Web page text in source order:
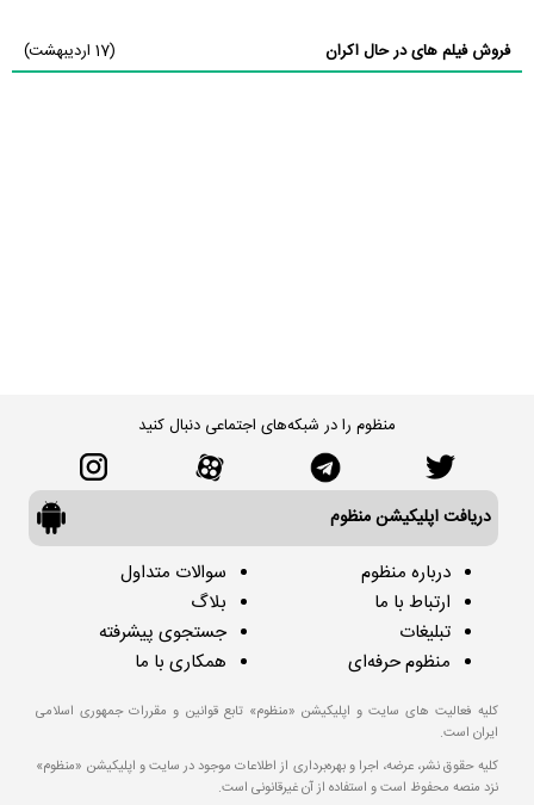
فروش فیلم های در حال اکران (17 اردیبهشت)
منظوم را در شبکه‌های اجتماعی دنبال کنید
دریافت اپلیکیشن منظوم
درباره منظوم
ارتباط با ما
تبلیغات
منظوم حرفه‌ای
سوالات متداول
بلاگ
جستجوی پیشرفته
همکاری با ما
کلیه فعالیت های سایت و اپلیکیشن «منظوم» تابع قوانین و مقررات جمهوری اسلامی
ایران است.
کلیه حقوق نشر، عرضه، اجرا و بهره‌برداری از اطلاعات موجود در سایت و اپلیکیشن «منظوم»
نزد منصه محفوظ است و استفاده از آن غیرقانونی است.